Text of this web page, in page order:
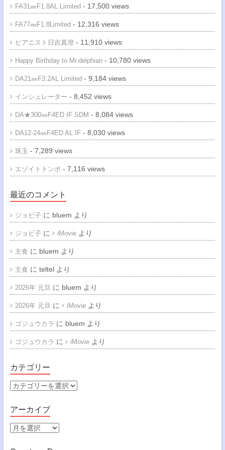
FA31㎜F1.8AL Limited- 17,500 views
FA77㎜F1.8Limited- 12,316 views
ピアニスト日吉真澄 - 11,910 views
Happy Birthday to Mr.delphian- 10,780 views
DA21㎜F3.2AL Limited- 9,184 views
インシュレーター - 8,452 views
DA★300㎜F4ED IF SDM - 8,084 views
DA12-24㎜F4ED AL IF- 8,030 views
珠玉 - 7,289 views
エゾイトトンボ - 7,116 views
最近のコメント
ジョビ子 に bluem より
ジョビ子 に iMovieより
主食 に bluem より
主食 に teltelより
2026年 元旦 に bluem より
2026年 元旦 に iMovieより
ゴジュウカラ に bluem より
ゴジュウカラ に iMovieより
カテゴリー
カ
ゴ
リ
ー
アーカイブ
ア
カ